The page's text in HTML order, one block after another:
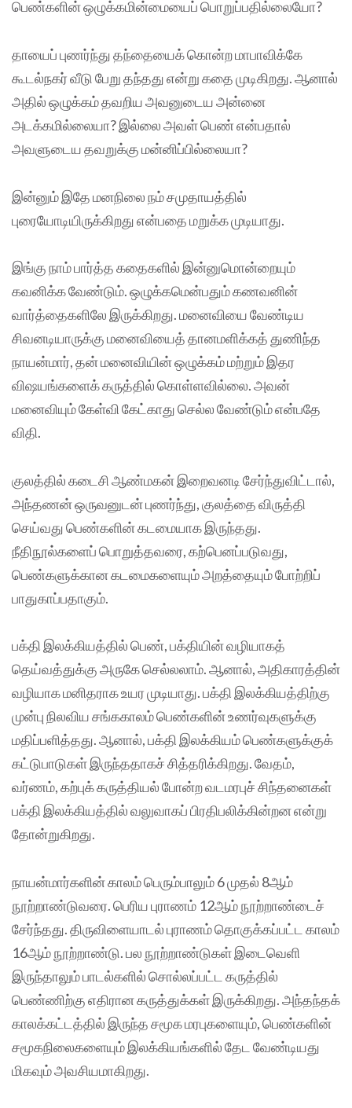
பெண்களின் ஒழுக்கமின்மையைப் பொறுப்பதில்லையோ?
தாயைப் புணர்ந்து தந்தையைக் கொன்ற மாபாவிக்கே
கூடல்நகர் வீடு பேறு தந்தது என்று கதை முடிகிறது. ஆனால்
அதில் ஒழுக்கம் தவறிய அவனுடைய அன்னை
அடக்கமில்லையா? இல்லை அவள் பெண் என்பதால்
அவளுடைய தவறுக்கு மன்னிப்பில்லையா?
இன்னும் இதே மனநிலை நம் சமுதாயத்தில்
புரையோடியிருக்கிறது என்பதை மறுக்க முடியாது.
இங்கு நாம் பார்த்த கதைகளில் இன்னுமொன்றையும்
கவனிக்க வேண்டும். ஒழுக்கமென்பதும் கணவனின்
வார்த்தைகளிலே இருக்கிறது. மனைவியை வேண்டிய
சிவனடியாருக்கு மனைவியைத் தானமளிக்கத் துணிந்த
நாயன்மார், தன் மனைவியின் ஒழுக்கம் மற்றும் இதர
விஷயங்களைக் கருத்தில் கொள்ளவில்லை. அவன்
மனைவியும் கேள்வி கேட்காது செல்ல வேண்டும் என்பதே
விதி.
குலத்தில் கடைசி ஆண்மகன் இறைவனடி சேர்ந்துவிட்டால்,
அந்தணன் ஒருவனுடன் புணர்ந்து, குலத்தை விருத்தி
செய்வது பெண்களின் கடமையாக இருந்தது.
நீதிநூல்களைப் பொறுத்தவரை, கற்பெனப்படுவது,
பெண்களுக்கான கடமைகளையும் அறத்தையும் போற்றிப்
பாதுகாப்பதாகும்.
பக்தி இலக்கியத்தில் பெண், பக்தியின் வழியாகத்
தெய்வத்துக்கு அருகே செல்லலாம். ஆனால், அதிகாரத்தின்
வழியாக மனிதராக உயர முடியாது. பக்தி இலக்கியத்திற்கு
முன்பு நிலவிய சங்ககாலம் பெண்களின் உணர்வுகளுக்கு
மதிப்பளித்தது. ஆனால், பக்தி இலக்கியம் பெண்களுக்குக்
கட்டுபாடுகள் இருந்ததாகச் சித்தரிக்கிறது. வேதம்,
வர்ணம், கற்புக் கருத்தியல் போன்ற வடமரபுச் சிந்தனைகள்
பக்தி இலக்கியத்தில் வலுவாகப் பிரதிபலிக்கின்றன என்று
தோன்றுகிறது.
நாயன்மார்களின் காலம் பெரும்பாலும் 6 முதல் 8ஆம்
நூற்றாண்டுவரை. பெரிய புராணம் 12ஆம் நூற்றாண்டைச்
சேர்ந்தது. திருவிளையாடல் புராணம் தொகுக்கப்பட்ட காலம்
16ஆம் நூற்றாண்டு. பல நூற்றாண்டுகள் இடைவெளி
இருந்தாலும் பாடல்களில் சொல்லப்பட்ட கருத்தில்
பெண்ணிற்கு எதிரான கருத்துக்கள் இருக்கிறது. அந்தந்தக்
காலக்கட்டத்தில் இருந்த சமூக மரபுகளையும், பெண்களின்
சமூகநிலைகளையும் இலக்கியங்களில் தேட வேண்டியது
மிகவும் அவசியமாகிறது.